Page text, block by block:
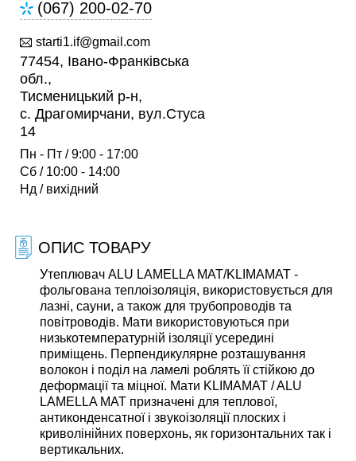
(067) 200-02-70
starti1.if@gmail.com
77454, Івано-Франківська
обл.,
Тисменицький р-н,
c. Драгомирчани, вул.Стуса
14
Пн - Пт / 9:00 - 17:00
Сб / 10:00 - 14:00
Нд / вихідний
ОПИС ТОВАРУ
Утеплювач ALU LAMELLA MAT/KLIMAMAT -
фольгована теплоізоляція, використовується для
лазні, сауни, а також для трубопроводів та
повітроводів. Мати використовуються при
низькотемпературній ізоляції усередині
приміщень. Перпендикулярне розташування
волокон і поділ на ламелі роблять її стійкою до
деформації та міцної. Мати KLIMAMAT / ALU
LAMELLA MAT призначені для теплової,
антиконденсатної і звукоізоляції плоских і
криволінійних поверхонь, як горизонтальних так і
вертикальних.